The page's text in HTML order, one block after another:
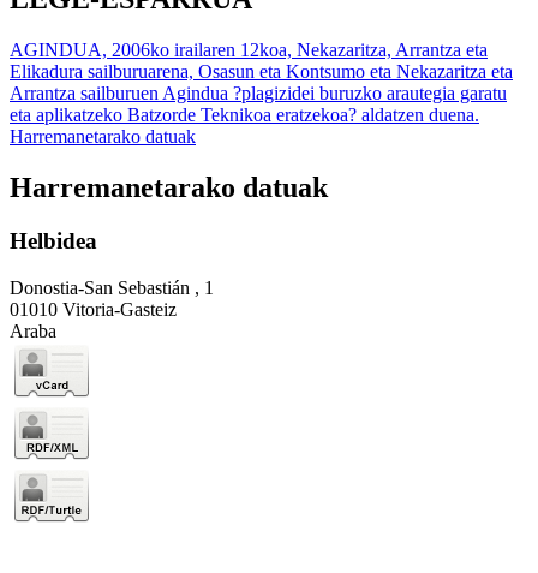
AGINDUA, 2006ko irailaren 12koa, Nekazaritza, Arrantza eta
Elikadura sailburuarena, Osasun eta Kontsumo eta Nekazaritza eta
Arrantza sailburuen Agindua ?plagizidei buruzko arautegia garatu
eta aplikatzeko Batzorde Teknikoa eratzekoa? aldatzen duena.
Harremanetarako datuak
Harremanetarako datuak
Helbidea
Donostia-San Sebastián , 1
01010 Vitoria-Gasteiz
Araba